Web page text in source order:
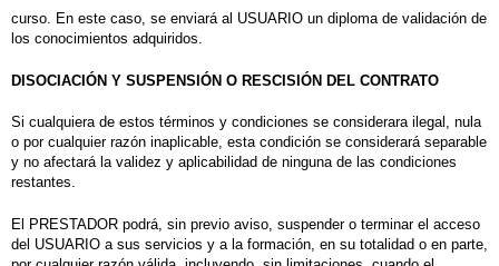
curso. En este caso, se enviará al USUARIO un diploma de validación de
los conocimientos adquiridos.
DISOCIACIÓN Y SUSPENSIÓN O RESCISIÓN DEL CONTRATO
Si cualquiera de estos términos y condiciones se considerara ilegal, nula
o por cualquier razón inaplicable, esta condición se considerará separable
y no afectará la validez y aplicabilidad de ninguna de las condiciones
restantes.
El PRESTADOR podrá, sin previo aviso, suspender o terminar el acceso
del USUARIO a sus servicios y a la formación, en su totalidad o en parte,